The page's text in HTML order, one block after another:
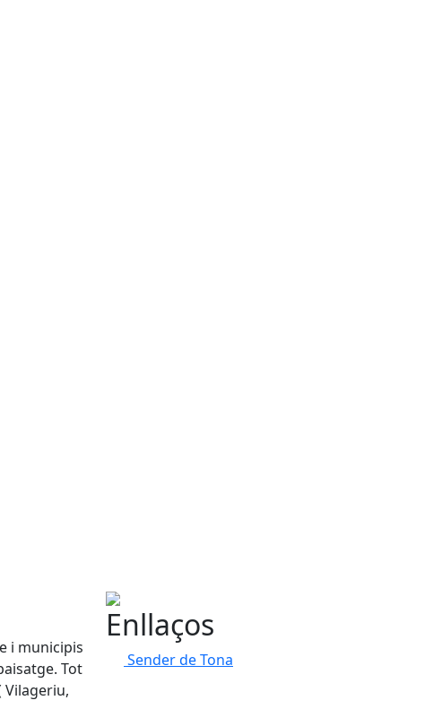
i municipis
Tot
Enllaços
Sender de Tona